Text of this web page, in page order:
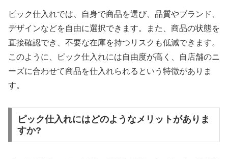
ピック仕入れでは、自身で商品を選び、品質やブランド、
デザインなどを自由に選択できます。また、商品の状態を
直接確認でき、不要な在庫を持つリスクも低減できます。
このように、ピック仕入れには自由度が高く、自店舗のニ
ーズに合わせて商品を仕入れられるという特徴がありま
す。
ピック仕入れにはどのようなメリットがありま
すか?